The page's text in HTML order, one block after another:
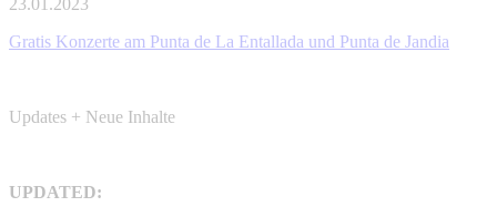
Gratis Konzerte am Punta de La Entallada und Punta de Jandia
Updates + Neue Inhalte
UPDATED: